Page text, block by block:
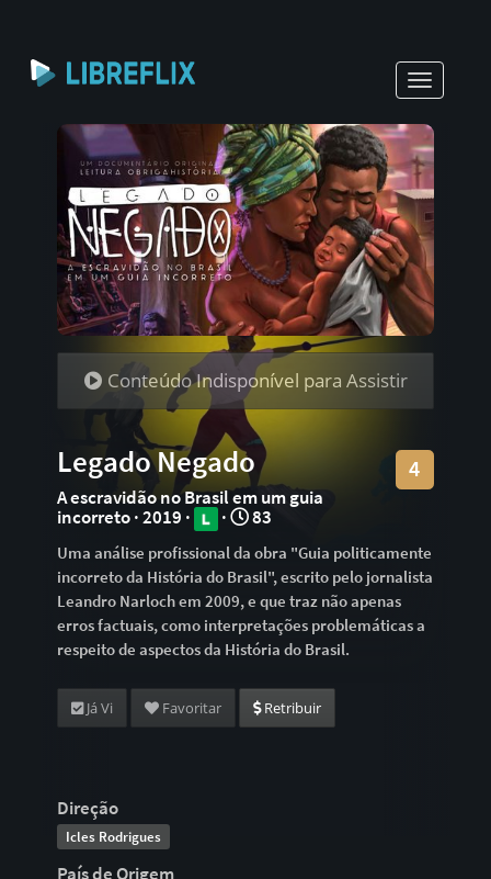
Toggle
Conteúdo Indisponível para Assistir
Legado Negado 4
A escravidão no Brasil em um guia
incorreto · 2019 ·
· 83
Uma análise profissional da obra "Guia politicamente
incorreto da História do Brasil", escrito pelo jornalista
Leandro Narloch em 2009, e que traz não apenas
erros factuais, como interpretações problemáticas a
respeito de aspectos da História do Brasil.
Já Vi Favoritar Retribuir
Direção
Icles Rodrigues
País de Origem